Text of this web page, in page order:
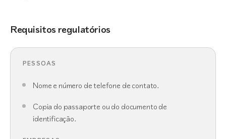
Requisitos regulatórios
PESSOAS
Nome e número de telefone de contato.
Copia do passaporte ou do documento de
identificação.